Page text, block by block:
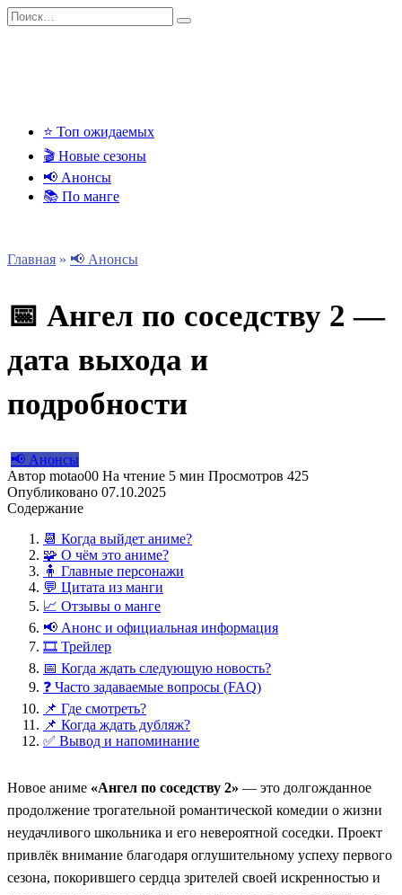
Перейти
к
Search
for:
⭐ Топ ожидаемых
🎬 Новые сезоны
📢 Анонсы
📚 По манге
Главная » 📢 Анонсы
📅 Ангел по соседству 2 —
дата выхода и
подробности
📢 Анонсы
Автор motao00 На чтение 5 мин Просмотров 425
Опубликовано 07.10.2025
Содержание
📆 Когда выйдет аниме?
🧩 О чём это аниме?
🧍 Главные персонажи
💬 Цитата из манги
📈 Отзывы о манге
📢 Анонс и официальная информация
🎞️ Трейлер
📅 Когда ждать следующую новость?
❓ Часто задаваемые вопросы (FAQ)
📌 Где смотреть?
📌 Когда ждать дубляж?
✅ Вывод и напоминание
Новое аниме «Ангел по соседству 2» — это долгожданное
продолжение трогательной романтической комедии о жизни
неудачливого школьника и его невероятной соседки. Проект
привлёк внимание благодаря оглушительному успеху первого
сезона, покорившего сердца зрителей своей искренностью и